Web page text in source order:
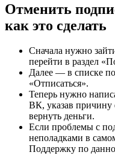
Отменить
как это сделать
Сначала нужно
перейти в раздел
Далее — в списке
«Отписаться».
Теперь нужно
ВК, указав причину
вернуть деньги.
Если проблемы с
неполадками в
Поддержку по